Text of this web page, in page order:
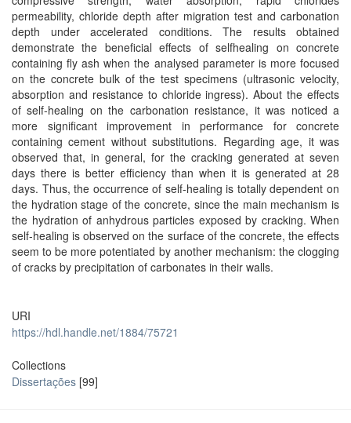
permeability, chloride depth after migration test and carbonation
depth under accelerated conditions. The results obtained
demonstrate the beneficial effects of selfhealing on concrete
containing fly ash when the analysed parameter is more focused
on the concrete bulk of the test specimens (ultrasonic velocity,
absorption and resistance to chloride ingress). About the effects
of self-healing on the carbonation resistance, it was noticed a
more significant improvement in performance for concrete
containing cement without substitutions. Regarding age, it was
observed that, in general, for the cracking generated at seven
days there is better efficiency than when it is generated at 28
days. Thus, the occurrence of self-healing is totally dependent on
the hydration stage of the concrete, since the main mechanism is
the hydration of anhydrous particles exposed by cracking. When
self-healing is observed on the surface of the concrete, the effects
seem to be more potentiated by another mechanism: the clogging
of cracks by precipitation of carbonates in their walls.
URI
https://hdl.handle.net/1884/75721
Collections
Dissertações [99]